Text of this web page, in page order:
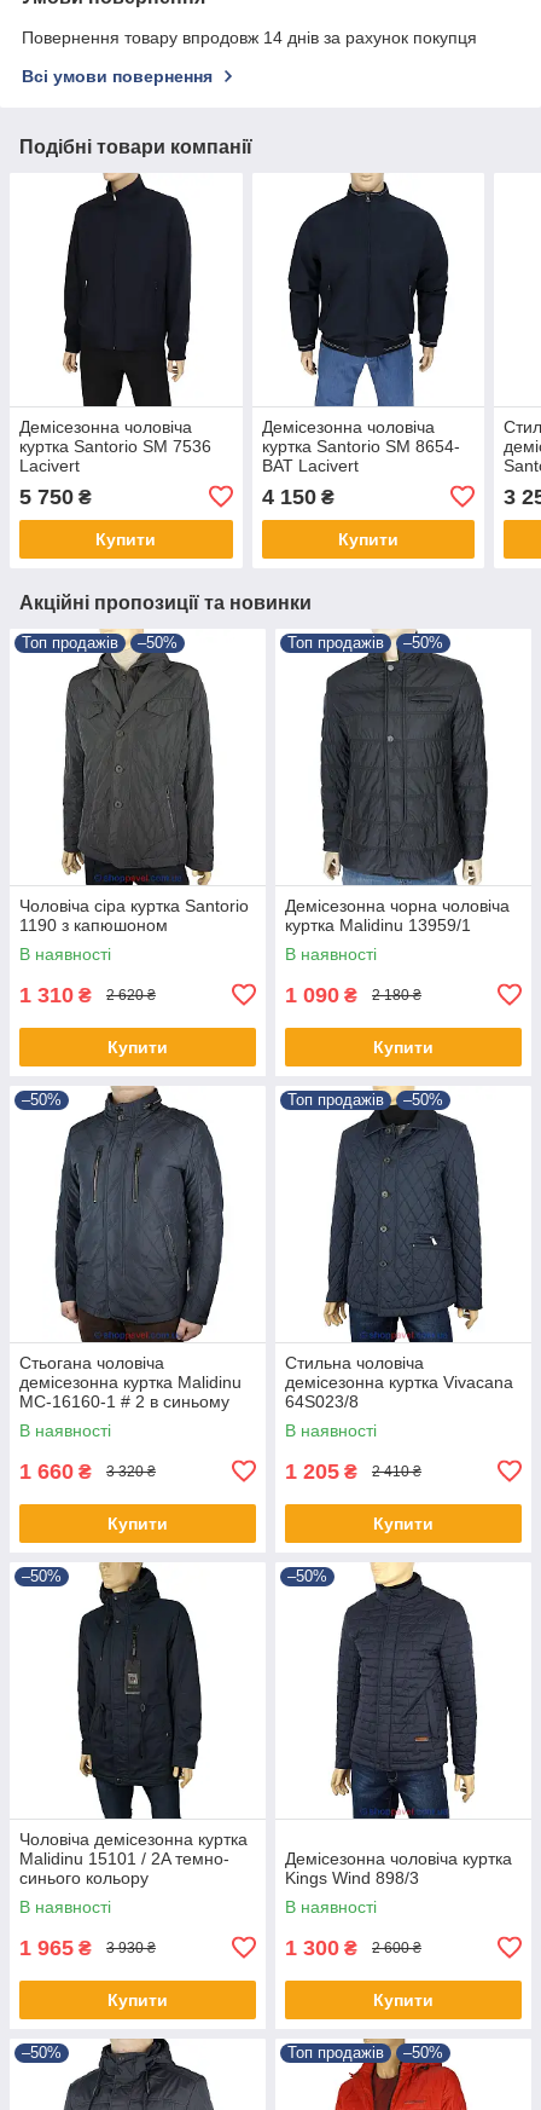
Повернення товару впродовж 14 днів за рахунок покупця
Всі умови повернення
Подібні товари компанії
Демісезонна чоловіча
куртка Santorio SM 7536
Lacivert
5 750 ₴
Купити
Демісезонна чоловіча
куртка Santorio SM 8654-
BAT Lacivert
4 150₴
Купити
3
Акційні пропозиції та новинки
Топ продажів –50%
Чоловіча сіра куртка Santorio
1190 з капюшоном
В наявності
1 310 ₴ 2 620 ₴
Купити
Топ продажів –50%
Демісезонна чорна чоловіча
куртка Malidinu 13959/1
В наявності
1 090 ₴ 2 180 ₴
Купити
–50%
Стьогана чоловіча
демісезонна куртка Malidinu
MC-16160-1 # 2 в синьому
кольорі
В наявності
1 660 ₴ 3 320 ₴
Купити
Топ продажів –50%
Стильна чоловіча
демісезонна куртка Vivacana
64S023/8
В наявності
1 205 ₴ 2 410 ₴
Купити
–50%
Чоловіча демісезонна куртка
Malidinu 15101 / 2A темно-
синього кольору
В наявності
1 965 ₴ 3 930 ₴
Купити
–50%
Демісезонна чоловіча куртка
Kings Wind 898/3
В наявності
1 300 ₴ 2 600 ₴
Купити
–50% Топ продажів –50%